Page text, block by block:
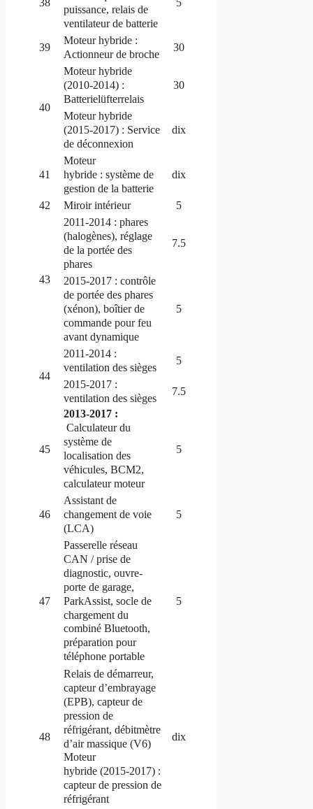
puissance, relais de
ventilateur de batterie
39
Moteur hybride :
Actionneur de broche
30
40
Moteur hybride
(2010-2014) :
Batterielüfterrelais
30
Moteur hybride
(2015-2017) : Service
de déconnexion
dix
41
Moteur
hybride : système de
gestion de la batterie
dix
42 Miroir intérieur 5
43
2011-2014 : phares
(halogènes), réglage
de la portée des
phares
7.5
2015-2017 : contrôle
de portée des phares
(xénon), boîtier de
commande pour feu
avant dynamique
5
44
2011-2014 :
ventilation des sièges
5
2015-2017 :
ventilation des sièges
7.5
45
2013-2017 :
Calculateur du
système de
localisation des
véhicules, BCM2,
calculateur moteur
5
46
Assistant de
changement de voie
(LCA)
5
47
Passerelle réseau
CAN / prise de
diagnostic, ouvre-
porte de garage,
ParkAssist, socle de
chargement du
combiné Bluetooth,
préparation pour
téléphone portable
5
48
Relais de démarreur,
capteur d’embrayage
(EPB), capteur de
pression de
réfrigérant, débitmètre
d’air massique (V6)
Moteur
hybride (2015-2017) :
capteur de pression de
réfrigérant
dix